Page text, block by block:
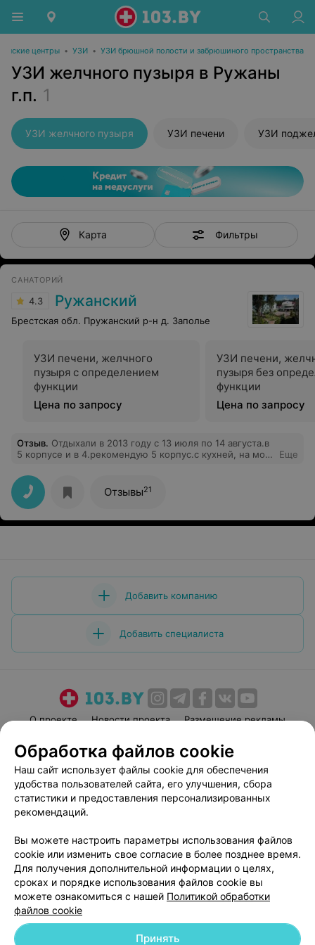
центры • УЗИ • УЗИ брюшной полости и забрюшиного пространства
УЗИ желчного пузыря в Ружаны
г.п. 1
УЗИ желчного пузыря УЗИ печени УЗИ
Карта Фильтры
САНАТОРИЙ
4.3 Ружанский
Брестская обл. Пружанский р-н д. Заполье
УЗИ печени, желчного
пузыря с определением
функции
Цена по запросу
УЗИ печени,
пузыря без
функции
Цена по запросу
Отзыв. Отдыхали в 2013 году с 13 июля по 14 августа.в
5 корпусе и в 4.рекомендую 5 корпус.с кухней, на мой
понравилось.Будет возможность ещё туда приедем.
Еще
Отзывы21
Добавить компанию
Добавить специалиста
О проекте Новости проекта
Размещение рекламы
Пользовательское соглашение
Способы оплаты
Вакансии
Партнеры
Написать руководителю 103.by
Персональные настройки cookie
Обработка персональных данных
Обработка файлов cookie
Наш сайт использует файлы cookie для обеспечения
удобства пользователей сайта, его улучшения, сбора
статистики и предоставления персонализированных
рекомендаций.
Вы можете настроить параметры использования файлов
cookie или изменить свое согласие в более позднее время.
Для получения дополнительной информации о целях,
сроках и порядке использования файлов cookie вы
можете ознакомиться с нашей Политикой обработки
файлов cookie
Принять